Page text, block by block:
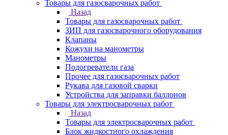
Товары для газосварочных работ
Назад
Товары для газосварочных работ
ЗИП для газосварочного оборудования
Клапаны
Кожухи на манометры
Манометры
Подогреватели газа
Прочее для газосварочных работ
Рукава для газовой сварки
Устройства для заправки баллонов
Товары для электросварочных работ
Назад
Товары для электросварочных работ
Блок жидкостного охлаждения